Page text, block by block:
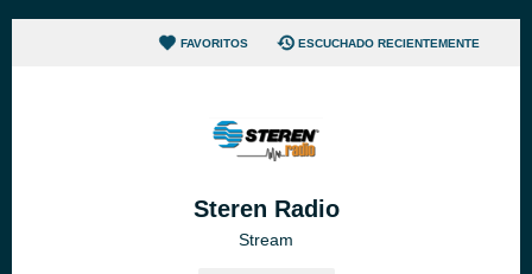
FAVORITOS ESCUCHADO RECIENTEMENTE
Steren Radio
Stream